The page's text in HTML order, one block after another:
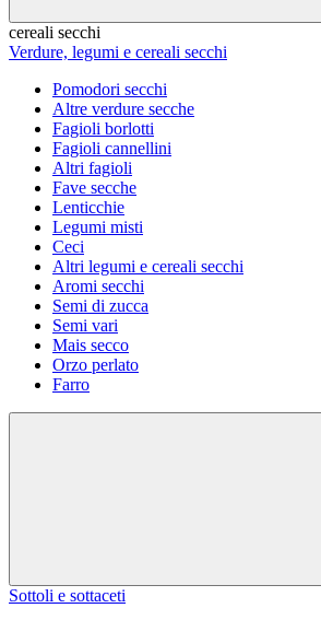
cereali secchi
Verdure, legumi e cereali secchi
Pomodori secchi
Altre verdure secche
Fagioli borlotti
Fagioli cannellini
Altri fagioli
Fave secche
Lenticchie
Legumi misti
Ceci
Altri legumi e cereali secchi
Aromi secchi
Semi di zucca
Semi vari
Mais secco
Orzo perlato
Farro
Sottoli e sottaceti